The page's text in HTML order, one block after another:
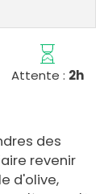
Attente : 2h
des
revenir
d'olive,